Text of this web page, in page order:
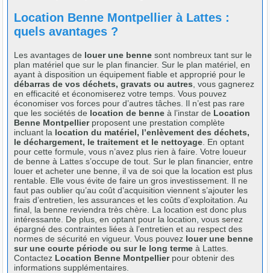
Location Benne Montpellier à Lattes :
quels avantages ?
Les avantages de louer une benne sont nombreux tant sur le
plan matériel que sur le plan financier. Sur le plan matériel, en
ayant à disposition un équipement fiable et approprié pour le
débarras de vos déchets, gravats ou autres , vous gagnerez
en efficacité et économiserez votre temps. Vous pouvez
économiser vos forces pour d’autres tâches. Il n’est pas rare
que les sociétés de location de benne à l’instar de Location
Benne Montpellierproposent une prestation complète
incluant la location du matériel, l’enlèvement des déchets,
le déchargement, le traitement et le nettoyage . En optant
pour cette formule, vous n’avez plus rien à faire. Votre loueur
de benne à Lattes s’occupe de tout. Sur le plan financier, entre
louer et acheter une benne, il va de soi que la location est plus
rentable. Elle vous évite de faire un gros investissement. Il ne
faut pas oublier qu’au coût d’acquisition viennent s’ajouter les
frais d’entretien, les assurances et les coûts d’exploitation. Au
final, la benne reviendra très chère. La location est donc plus
intéressante. De plus, en optant pour la location, vous serez
épargné des contraintes liées à l’entretien et au respect des
normes de sécurité en vigueur. Vous pouvez louer une benne
sur une courte période ou sur le long terme à Lattes.
Contactez Location Benne Montpellierpour obtenir des
informations supplémentaires.